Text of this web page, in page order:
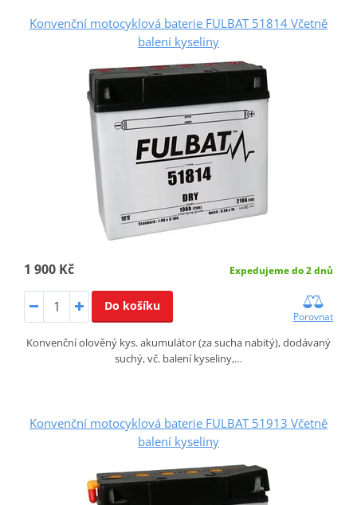
Konvenční motocyklová baterie FULBAT 51814 Včetně
balení kyseliny
1 900 Kč Expedujeme do 2 dnů
Do košíku
Porovnat
Konvenční olověný kys. akumulátor (za sucha nabitý), dodávaný
suchý, vč. balení kyseliny,…
Konvenční motocyklová baterie FULBAT 51913 Včetně
balení kyseliny